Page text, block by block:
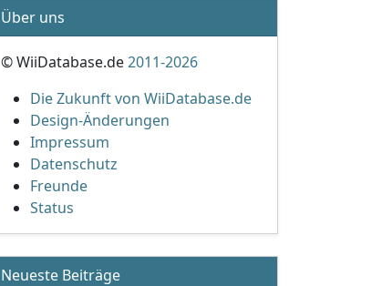
Über uns
© WiiDatabase.de2011-2026
Die Zukunft von WiiDatabase.de
Design-Änderungen
Impressum
Datenschutz
Freunde
Status
Neueste Beiträge